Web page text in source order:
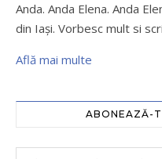
Anda. Anda Elena. Anda
din Iaşi. Vorbesc mult si
Află mai multe
ABONEAZĂ-